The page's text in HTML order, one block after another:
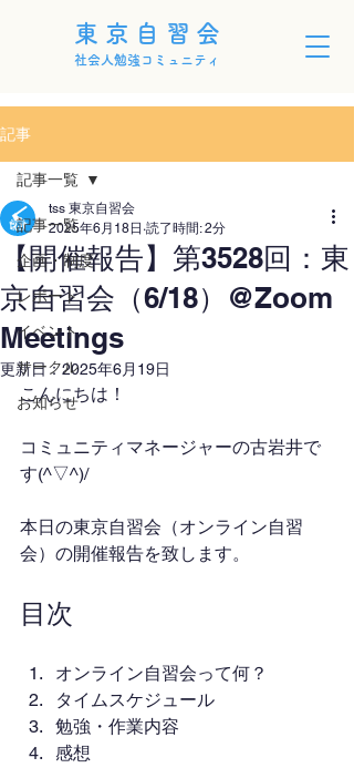
東京自習会
社会人勉強コミュニティ
記事
記事一覧
企画・制度
レポート
イベント
サークル
お知らせ
記事一覧
【開催報告】第3528回：東
京自習会（6/18）@Zoom
Meetings
tss 東京自習会
2025年6月18日 読了時間: 2分
更新日：2025年6月19日
こんにちは！
コミュニティマネージャーの古岩井で
す(^▽^)/
本日の東京自習会（オンライン自習
会）の開催報告を致します。
目次
オンライン自習会って何？
タイムスケジュール
勉強・作業内容
感想